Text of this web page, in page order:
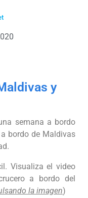
y
semana a bordo
bordo de Maldivas
Visualiza el video
a bordo del
la imagen)